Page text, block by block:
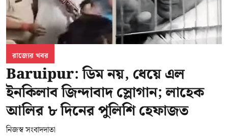
রাজ্যের খবর
Baruipur: ডিম নয়, ধেয়ে এল
ইনকিলাব জিন্দাবাদ স্লোগান; লাহেক
আলির ৮ দিনের পুলিশি হেফাজত
নিজস্ব সংবাদদাতা